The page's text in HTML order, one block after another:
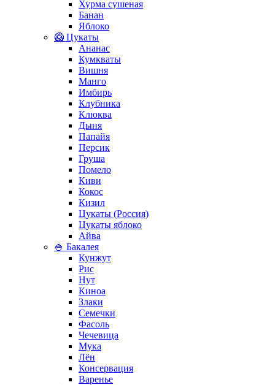
Хурма сушеная
Банан
Яблоко
🥝 Цукаты
Ананас
Кумкваты
Вишня
Манго
Имбирь
Клубника
Клюква
Дыня
Папайя
Персик
Груша
Помело
Киви
Кокос
Кизил
Цукаты (Россия)
Цукаты яблоко
Айва
🍚 Бакалея
Кунжут
Рис
Нут
Киноа
Злаки
Семечки
Фасоль
Чечевица
Мука
Лён
Консервация
Варенье